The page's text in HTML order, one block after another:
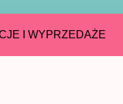
I WYPRZEDAŻE